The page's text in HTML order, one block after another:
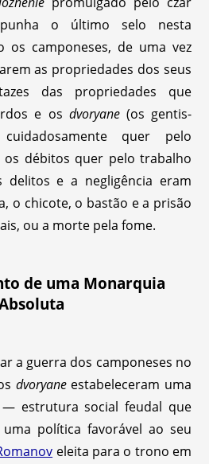
o último selo nesta
os camponeses, de uma vez
as propriedades dos seus
das propriedades que
e os dvoryane(os gentis-
quer pelo
débitos quer pelo trabalho
delitos e a negligência eram
o chicote, o bastão e a prisão
ou a morte pela fome.
de uma Monarquia
a guerra dos camponeses no
dvoryaneestabeleceram uma
estrutura social feudal que
política favorável ao seu
eleita para o trono em